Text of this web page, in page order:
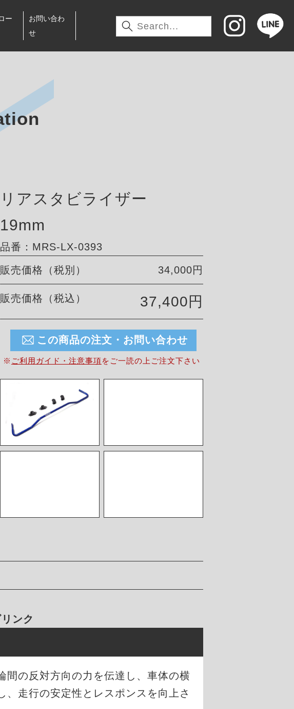
ー
お問い合わ
せ
リアスタビライザー
19mm
品番：MRS-LX-0393
販売価格（税別） 34,000円
販売価格（税込） 37,400円
この商品の注文・お問い合わせ
※ ご利用ガイド・注意事項を ご一読の上ご注文下さい
ンク
間の反対方向の力を伝達し、車体の横
走行の安定性とレスポンスを向上さ